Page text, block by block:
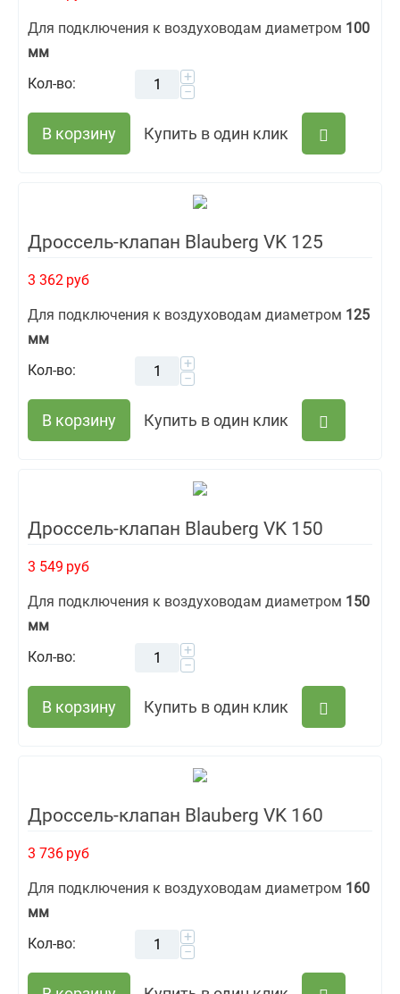
Для подключения к воздуховодам диаметром 100
мм
Кол-во:
+
−
В корзину Купить в один клик
Дроссель-клапан Blauberg VK 125
3 362 руб
Для подключения к воздуховодам диаметром 125
мм
Кол-во:
+
−
В корзину Купить в один клик
Дроссель-клапан Blauberg VK 150
3 549 руб
Для подключения к воздуховодам диаметром 150
мм
Кол-во:
+
−
В корзину Купить в один клик
Дроссель-клапан Blauberg VK 160
3 736 руб
Для подключения к воздуховодам диаметром 160
мм
Кол-во:
+
−